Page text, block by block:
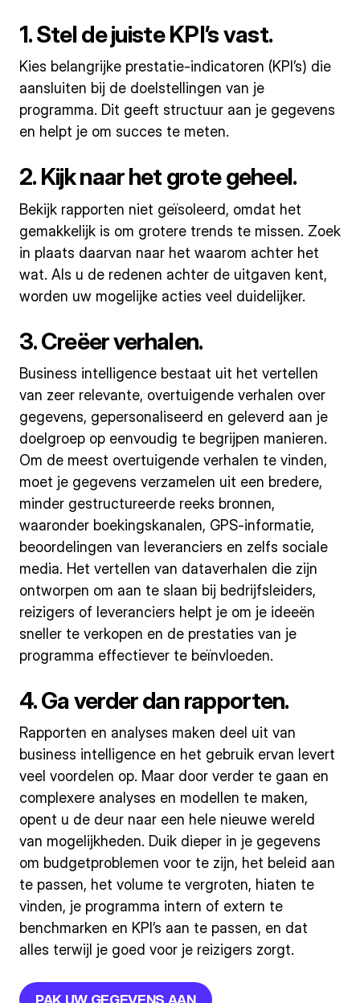
1. Stel de juiste KPI’s vast.
Kies belangrijke prestatie-indicatoren (KPI’s) die
aansluiten bij de doelstellingen van je
programma. Dit geeft structuur aan je gegevens
en helpt je om succes te meten.
2. Kijk naar het grote geheel.
Bekijk rapporten niet geïsoleerd, omdat het
gemakkelijk is om grotere trends te missen. Zoek
in plaats daarvan naar het waarom achter het
wat. Als u de redenen achter de uitgaven kent,
worden uw mogelijke acties veel duidelijker.
3. Creëer verhalen.
Business intelligence bestaat uit het vertellen
van zeer relevante, overtuigende verhalen over
gegevens, gepersonaliseerd en geleverd aan je
doelgroep op eenvoudig te begrijpen manieren.
Om de meest overtuigende verhalen te vinden,
moet je gegevens verzamelen uit een bredere,
minder gestructureerde reeks bronnen,
waaronder boekingskanalen, GPS-informatie,
beoordelingen van leveranciers en zelfs sociale
media. Het vertellen van dataverhalen die zijn
ontworpen om aan te slaan bij bedrijfsleiders,
reizigers of leveranciers helpt je om je ideeën
sneller te verkopen en de prestaties van je
programma effectiever te beïnvloeden.
4. Ga verder dan rapporten.
Rapporten en analyses maken deel uit van
business intelligence en het gebruik ervan levert
veel voordelen op. Maar door verder te gaan en
complexere analyses en modellen te maken,
opent u de deur naar een hele nieuwe wereld
van mogelijkheden. Duik dieper in je gegevens
om budgetproblemen voor te zijn, het beleid aan
te passen, het volume te vergroten, hiaten te
vinden, je programma intern of extern te
benchmarken en KPI’s aan te passen, en dat
alles terwijl je goed voor je reizigers zorgt.